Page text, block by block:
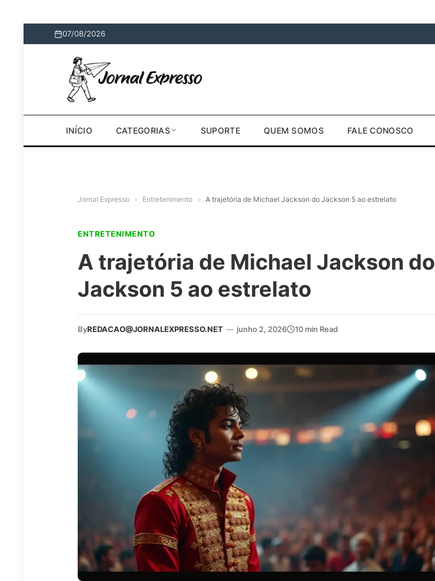
07/08/2026
INÍCIO CATEGORIAS SUPORTE QUEM SOMOS FALE CONOSCO
Jornal Expresso » Entretenimento » A trajetória de Michael Jackson do Jackson 5 ao estrelato
ENTRETENIMENTO
A trajetória de Michael Jackson do
Jackson 5 ao estrelato
ByREDACAO@JORNALEXPRESSO.NET — junho 2, 2026 10 min Read